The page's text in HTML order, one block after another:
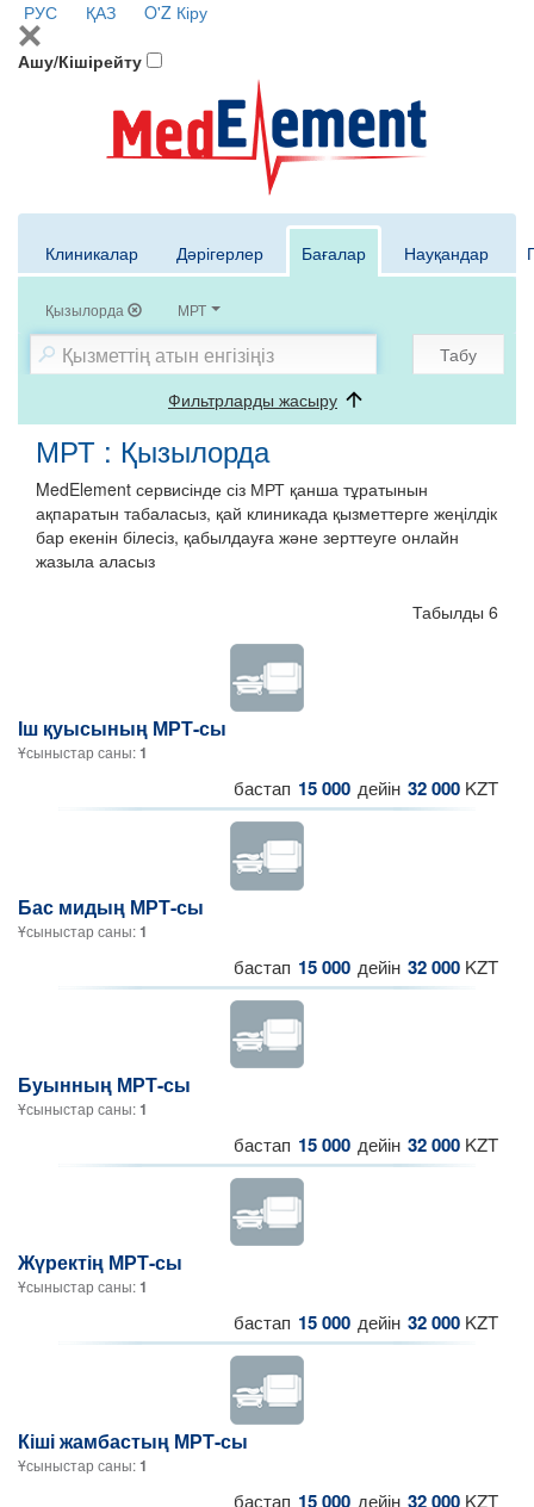
РУС ҚАЗ O'Z Кіру
Ашу/Кішірейту
Клиникалар Дәрігерлер Бағалар Науқандар
Қызылорда МРТ
Табу
Фильтрларды жасыру
МРТ : Қызылорда
MedElement сервисінде сіз МРТ қанша тұратынын
ақпаратын табаласыз, қай клиникада қызметтерге жеңілдік
бар екенін білесіз, қабылдауға және зерттеуге онлайн
жазыла аласыз
Табылды 6
Іш қуысының МРТ-сы
Ұсыныстар саны:1
бастап 15 000 дейін 32 000 KZT
Бас мидың МРТ-сы
Ұсыныстар саны:1
бастап 15 000 дейін 32 000 KZT
Буынның МРТ-сы
Ұсыныстар саны:1
бастап 15 000 дейін 32 000 KZT
Жүректің МРТ-сы
Ұсыныстар саны:1
бастап 15 000 дейін 32 000 KZT
Кіші жамбастың МРТ-сы
Ұсыныстар саны:1
бастап 15 000 дейін 32 000 KZT